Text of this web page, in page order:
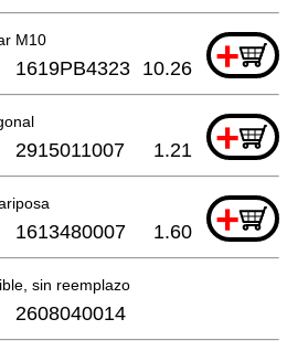
M10 +
1619PB4323 10.26
+
2915011007 1.21
+
1613480007 1.60
sin reemplazo
2608040014